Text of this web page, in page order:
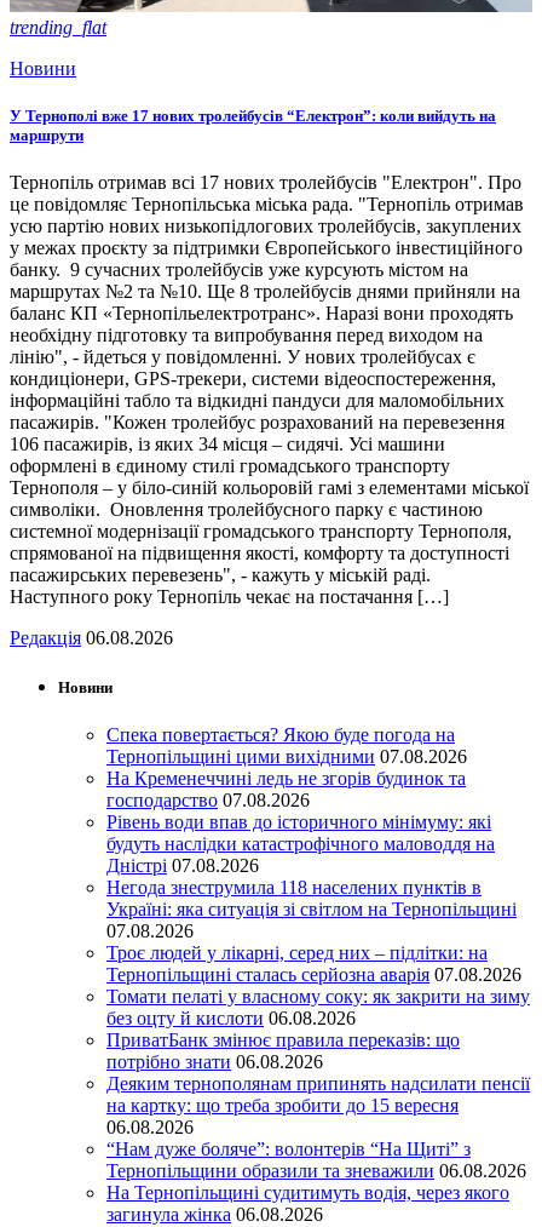
trending_flat
Новини
У Тернополі вже 17 нових тролейбусів “Електрон”: коли вийдуть на
маршрути
Тернопіль отримав всі 17 нових тролейбусів "Електрон". Про
це повідомляє Тернопільська міська рада. "Тернопіль отримав
усю партію нових низькопідлогових тролейбусів, закуплених
у межах проєкту за підтримки Європейського інвестиційного
банку. 9 сучасних тролейбусів уже курсують містом на
маршрутах №2 та №10. Ще 8 тролейбусів днями прийняли на
баланс КП «Тернопільелектротранс». Наразі вони проходять
необхідну підготовку та випробування перед виходом на
лінію", - йдеться у повідомленні. У нових тролейбусах є
кондиціонери, GPS-трекери, системи відеоспостереження,
інформаційні табло та відкидні пандуси для маломобільних
пасажирів. "Кожен тролейбус розрахований на перевезення
106 пасажирів, із яких 34 місця – сидячі. Усі машини
оформлені в єдиному стилі громадського транспорту
Тернополя – у біло-синій кольоровій гамі з елементами міської
символіки. Оновлення тролейбусного парку є частиною
системної модернізації громадського транспорту Тернополя,
спрямованої на підвищення якості, комфорту та доступності
пасажирських перевезень", - кажуть у міській раді.
Наступного року Тернопіль чекає на постачання […]
Редакція 06.08.2026
Новини
Спека повертається? Якою буде погода на
Тернопільщині цими вихідними 07.08.2026
На Кременеччині ледь не згорів будинок та
господарство 07.08.2026
Рівень води впав до історичного мінімуму: які
будуть наслідки катастрофічного маловоддя на
Дністрі 07.08.2026
Негода знеструмила 118 населених пунктів в
Україні: яка ситуація зі світлом на Тернопільщині
07.08.2026
Троє людей у лікарні, серед них – підлітки: на
Тернопільщині сталась серйозна аварія 07.08.2026
Томати пелаті у власному соку: як закрити на зиму
без оцту й кислоти 06.08.2026
ПриватБанк змінює правила переказів: що
потрібно знати 06.08.2026
Деяким тернополянам припинять надсилати пенсії
на картку: що треба зробити до 15 вересня
06.08.2026
“Нам дуже боляче”: волонтерів “На Щиті” з
Тернопільщини образили та зневажили 06.08.2026
На Тернопільщині судитимуть водія, через якого
загинула жінка 06.08.2026